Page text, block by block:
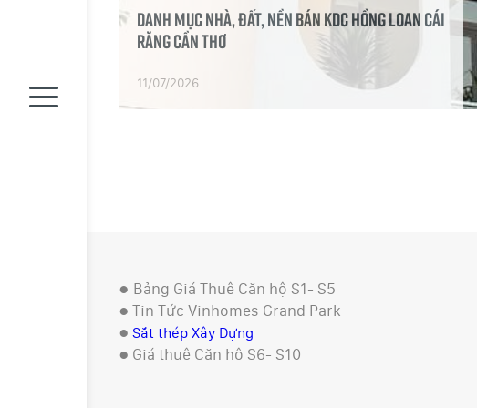
Danh Mục Nhà, Đất, Nền Bán KDC Hồng Loan Cái
Răng Cần Thơ
11/07/2026
● Bảng Giá Thuê Căn hộ S1- S5
● Tin Tức Vinhomes Grand Park
● Sắt thép Xây Dựng
● Giá thuê Căn hộ S6- S10